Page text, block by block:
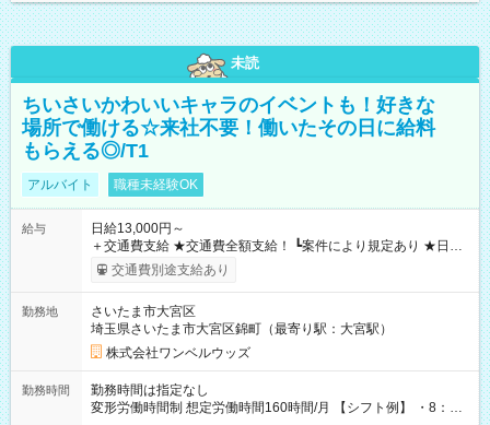
未読
ちいさいかわいいキャラのイベントも！好きな
場所で働ける☆来社不要！働いたその日に給料
もらえる◎/T1
アルバイト 職種未経験OK
給与
日給13,000円～
＋交通費支給 ★交通費全額支給！ ┗案件により規定あり ★日払
いOK！（規定あり） ┗働いたその日に現金GET♪ お仕事後はコ
ンビニATMから 日払い分を引き落とせます！ 【試用期間】試
交通費別途支給あり
勤務地
さいたま市大宮区
埼玉県さいたま市大宮区錦町（最寄り駅：大宮駅）
株式会社ワンベルウッズ
勤務時間
勤務時間は指定なし
変形労働時間制 想定労働時間160時間/月 【シフト例】 ・8：00